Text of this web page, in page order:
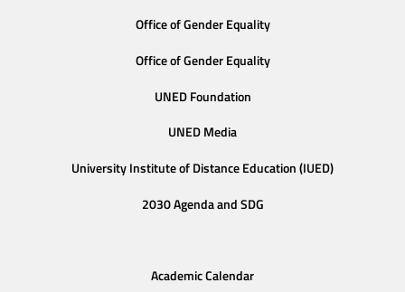
Office of Gender Equality
Office of Gender Equality
UNED Foundation
UNED Media
University Institute of Distance Education (IUED)
2030 Agenda and SDG
Academic Calendar